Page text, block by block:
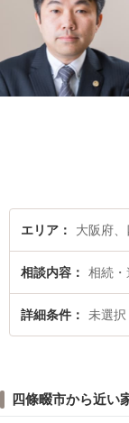
エリア 大阪府
相談内容 相続・
詳細条件 未選択
四條畷市から近い